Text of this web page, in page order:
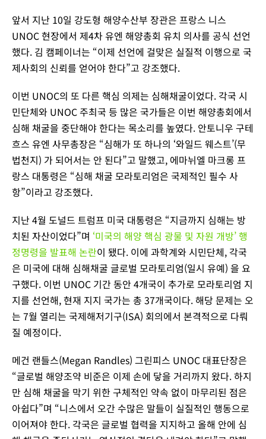
앞서 지난 10일 강도형 해양수산부 장관은 프랑스 니스
UNOC 현장에서 제4차 유엔 해양총회 유치 의사를 공식 선언
했다. 김 캠페이너는 “이제 선언에 걸맞은 실질적 이행으로 국
제사회의 신뢰를 얻어야 한다”고 강조했다.
이번 UNOC의 또 다른 핵심 의제는 심해채굴이었다. 각국 시
민단체와 UNOC 주최국 등 많은 국가들은 이번 해양총회에서
심해 채굴을 중단해야 한다는 목소리를 높였다. 안토니우 구테
흐스 유엔 사무총장은 “심해가 또 하나의 ‘와일드 웨스트’(무
법천지) 가 되어서는 안 된다”고 말했고, 에마뉘엘 마크롱 프
랑스 대통령은 “심해 채굴 모라토리엄은 국제적인 필수 사
항”이라고 강조했다.
지난 4월 도널드 트럼프 미국 대통령은 “지금까지 심해는 방
치된 자산이었다”며 ‘미국의 해양 핵심 광물 및 자원 개방’ 행
정명령을 발표해 논란이 됐다. 이에 과학계와 시민단체, 각국
은 미국에 대해 심해채굴 글로벌 모라토리엄(일시 유예) 을 요
구했다. 이번 UNOC 기간 동안 4개국이 추가로 모라토리엄 지
지를 선언해, 현재 지지 국가는 총 37개국이다. 해당 문제는 오
는 7월 열리는 국제해저기구(ISA) 회의에서 본격적으로 다뤄
질 예정이다.
메건 랜들스(Megan Randles) 그린피스 UNOC 대표단장은
“글로벌 해양조약 비준은 이제 손에 닿을 거리까지 왔다. 하지
만 심해 채굴을 막기 위한 구체적인 약속 없이 마무리된 점은
아쉽다”며 “니스에서 오간 수많은 말들이 실질적인 행동으로
이어져야 한다. 각국은 글로벌 협력을 지지하고 올해 안에 심